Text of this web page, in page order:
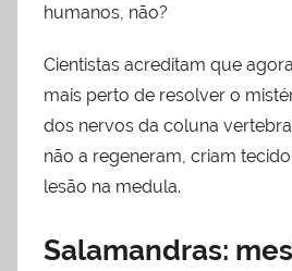
humanos, não?
Cientistas acreditam que
mais perto de resolver o
dos nervos da coluna
não a regeneram, criam
lesão na medula.
Salamandras: